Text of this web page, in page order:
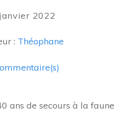
2022
: Théophane
ans de secours à la faune